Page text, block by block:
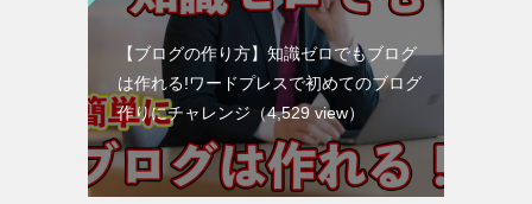
【ブログの作り方】知識ゼロでもブログ
は作れる!ワードプレスで初めてのブログ
作りにチャレンジ （4,529 view）